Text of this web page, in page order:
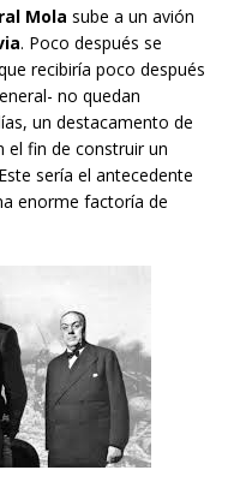
Mola sube a un avión
. Poco después se
recibiría poco después
no quedan
un destacamento de
el fin de construir un
sería el antecedente
enorme factoría de